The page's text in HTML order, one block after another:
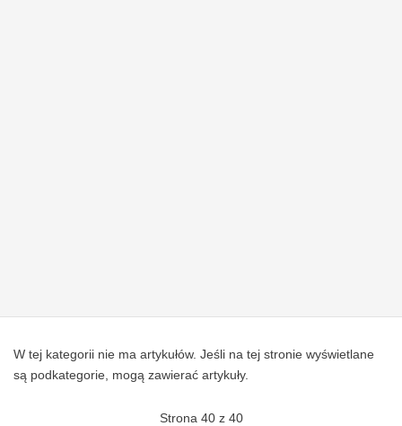
W tej kategorii nie ma artykułów. Jeśli na tej stronie wyświetlane
są podkategorie, mogą zawierać artykuły.
Strona 40 z 40